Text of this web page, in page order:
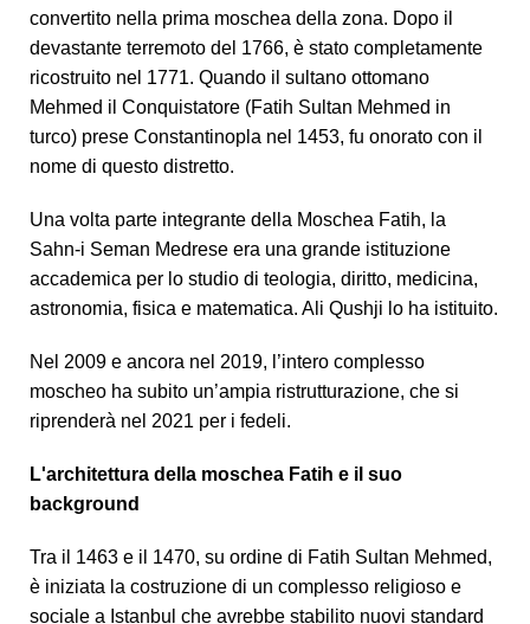
convertito nella prima moschea della zona. Dopo il
devastante terremoto del 1766, è stato completamente
ricostruito nel 1771. Quando il sultano ottomano
Mehmed il Conquistatore (Fatih Sultan Mehmed in
turco) prese Constantinopla nel 1453, fu onorato con il
nome di questo distretto.
Una volta parte integrante della Moschea Fatih, la
Sahn-i Seman Medrese era una grande istituzione
accademica per lo studio di teologia, diritto, medicina,
astronomia, fisica e matematica. Ali Qushji lo ha istituito.
Nel 2009 e ancora nel 2019, l’intero complesso
moscheo ha subito un’ampia ristrutturazione, che si
riprenderà nel 2021 per i fedeli.
L'architettura della moschea Fatih e il suo
background
Tra il 1463 e il 1470, su ordine di Fatih Sultan Mehmed,
è iniziata la costruzione di un complesso religioso e
sociale a Istanbul che avrebbe stabilito nuovi standard